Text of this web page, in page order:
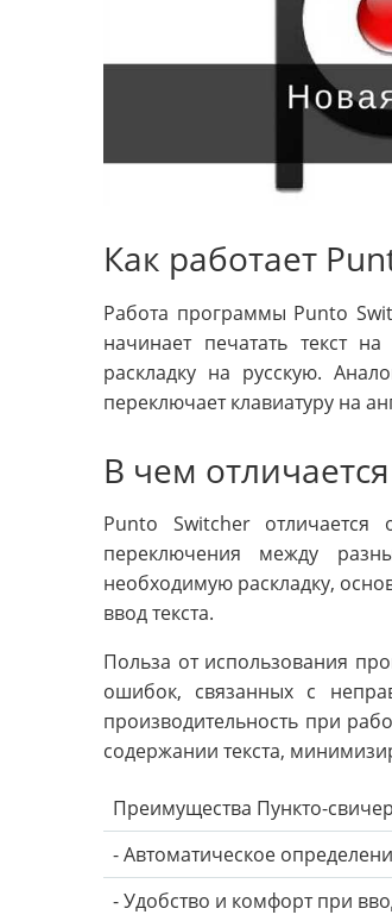
Как работает
Работа программы Punto
начинает печатать текст
раскладку на русскую.
переключает клавиатуру на
В чем
Punto Switcher
переключения между
необходимую раскладку,
ввод текста.
Польза от использования
ошибок, связанных с
производительность при
содержании текста,
Преимущества Пункто-
- Автоматическое
- Удобство и комфорт при